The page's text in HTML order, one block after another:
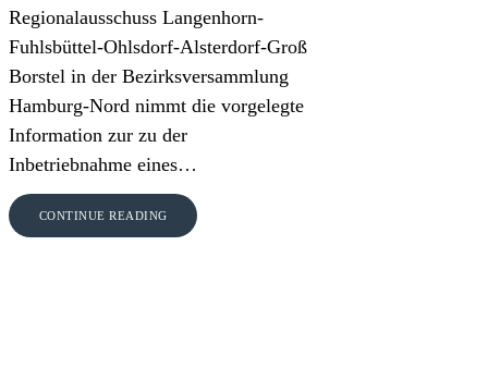
Regionalausschuss Langenhorn-
Fuhlsbüttel-Ohlsdorf-Alsterdorf-Groß
Borstel in der Bezirksversammlung
Hamburg-Nord nimmt die vorgelegte
Information zur zu der
Inbetriebnahme eines…
CONTINUE READING